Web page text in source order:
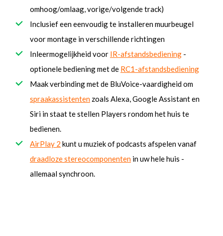
omhoog/omlaag, vorige/volgende track)
Inclusief een eenvoudig te installeren muurbeugel
voor montage in verschillende richtingen
Inleermogelijkheid voor IR-afstandsbediening -
optionele bediening met de RC1-afstandsbediening
Maak verbinding met de BluVoice-vaardigheid om
spraakassistenten zoals Alexa, Google Assistant en
Siri in staat te stellen Players rondom het huis te
bedienen.
AirPlay 2 kunt u muziek of podcasts afspelen vanaf
draadloze stereocomponenten in uw hele huis -
allemaal synchroon.